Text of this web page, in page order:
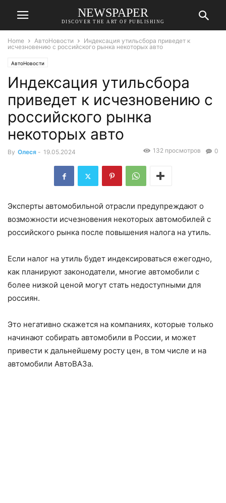
NEWSPAPER
DISCOVER THE ART OF PUBLISHING
Home АвтоНовости
Индексация утильсбора приведет к
исчезновению с российского рынка некоторых авто
АвтоНовости
Индексация утильсбора
приведет к исчезновению с
российского рынка
некоторых авто
By Олеся - 19.05.2024 0
132 просмотров
Эксперты автомобильной отрасли предупреждают о
возможности исчезновения некоторых автомобилей с
российского рынка после повышения налога на утиль.
Если налог на утиль будет индексироваться ежегодно,
как планируют законодатели, многие автомобили с
более низкой ценой могут стать недоступными для
россиян.
Это негативно скажется на компаниях, которые только
начинают собирать автомобили в России, и может
привести к дальнейшему росту цен, в том числе и на
автомобили АвтоВАЗа.